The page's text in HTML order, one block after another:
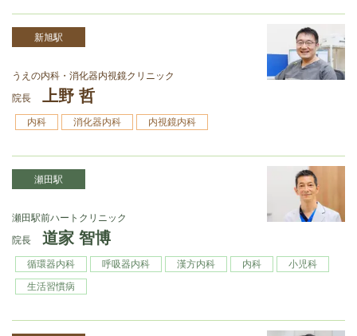
新旭駅
うえの内科・消化器内視鏡クリニック
院長
上野 哲
内科 消化器内科 内視鏡内科
瀬田駅
瀬⽥駅前ハートクリニック
院長
道家 智博
循環器内科 呼吸器内科 漢⽅内科 内科
⼩児科
⽣活習慣病